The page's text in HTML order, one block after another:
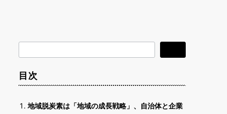
索
目次
地域脱炭素は「地域の成長戦略」、自治体と企業